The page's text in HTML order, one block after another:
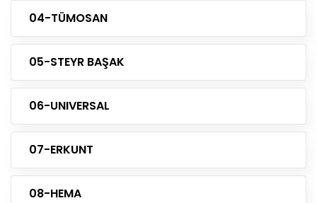
04-TÜMOSAN
05-STEYR BAŞAK
06-UNIVERSAL
07-ERKUNT
08-HEMA